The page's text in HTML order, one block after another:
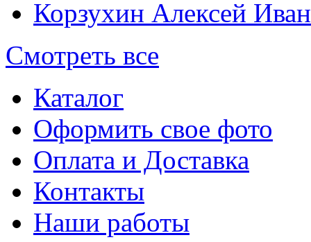
Корзухин Алексей
Смотреть все
Каталог
Оформить свое фото
Оплата и Доставка
Контакты
Наши работы